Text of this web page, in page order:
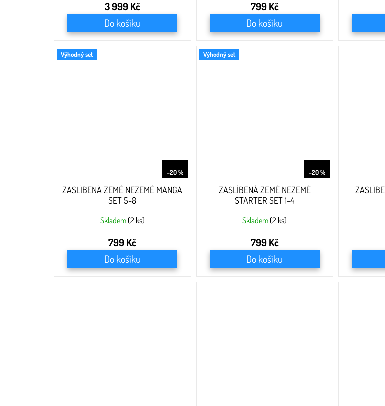
3 999 Kč
Do košíku
799 Kč
Do košíku
Výhodný set
–20 %
ZASLÍBENÁ ZEMĚ NEZEMĚ MANGA
SET 5-8
Skladem (2 ks)
799 Kč
Do košíku
Výhodný set
–20 %
ZASLÍBENÁ ZEMĚ NEZEMĚ
STARTER SET 1-4
Skladem (2 ks)
799 Kč
Do košíku